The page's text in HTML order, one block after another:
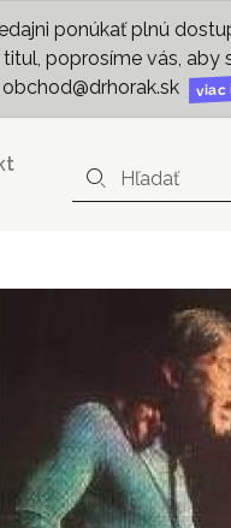
ponúkať plnú
poprosíme vás, aby
viac